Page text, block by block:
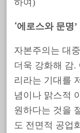
하여)
‘에로스와 문명’
자본주의는 대
더욱 강화해 감.
리라는 기대를
념이나 맑스적
원하다는 것을
도 전면적 공업